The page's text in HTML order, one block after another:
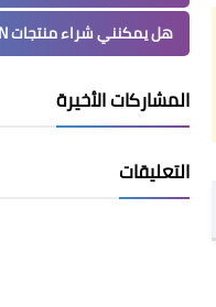
هل يمكنني شراء منتجات DXN بسعر منخفض؟
المشاركات الأخيرة
التعليقات